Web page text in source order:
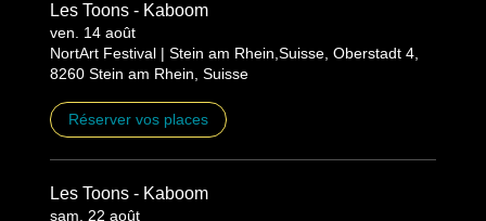
Les Toons - Kaboom
ven. 14 août
NortArt Festival | Stein am Rhein,Suisse, Oberstadt 4,
8260 Stein am Rhein, Suisse
Réserver vos places
Les Toons - Kaboom
sam. 22 août